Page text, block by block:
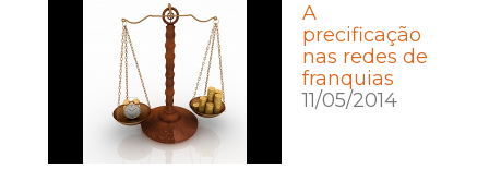
A
precificação
nas redes de
franquias
11/05/2014